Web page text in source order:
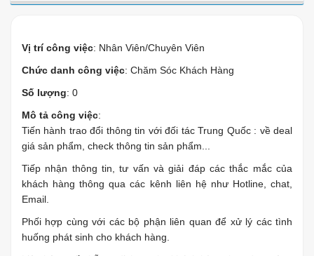
Vị trí công việc: Nhân Viên/Chuyên Viên
Chức danh công việc: Chăm Sóc Khách Hàng
Số lượng: 0
Mô tả công việc:
Tiến hành trao đổi thông tin với đối tác Trung Quốc : về deal
giá sản phẩm, check thông tin sản phẩm...
Tiếp nhận thông tin, tư vấn và giải đáp các thắc mắc của
khách hàng thông qua các kênh liên hệ như Hotline, chat,
Email.
Phối hợp cùng với các bộ phận liên quan để xử lý các tình
huống phát sinh cho khách hàng.